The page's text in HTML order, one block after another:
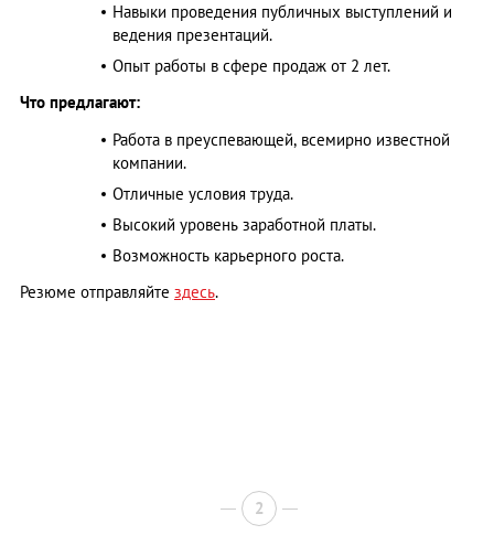
Навыки проведения публичных выступлений и
ведения презентаций.
Опыт работы в сфере продаж от 2 лет.
Что предлагают:
Работа в преуспевающей, всемирно известной
компании.
Отличные условия труда.
Высокий уровень заработной платы.
Возможность карьерного роста.
Резюме отправляйте здесь.
2